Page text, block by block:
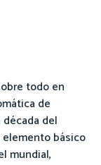
todo en
de
del
básico
mundial,